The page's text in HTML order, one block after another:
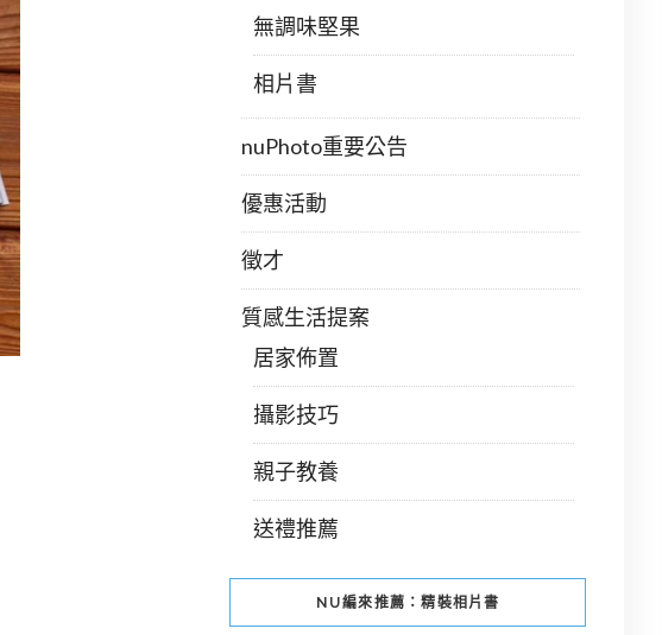
無調味堅果
相片書
nuPhoto重要公告
優惠活動
徵才
質感生活提案
居家佈置
攝影技巧
親子教養
送禮推薦
NU編來推薦：精裝相片書